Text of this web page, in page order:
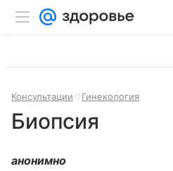
Консультации Гинекология
Биопсия
анонимно